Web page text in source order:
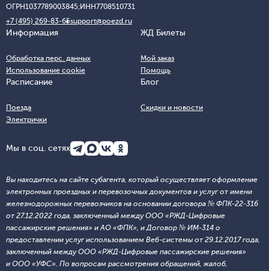
ОГРН1037789003845;ИНН7708510731
+7 (495) 269-83-65support@poezd.ru
Информация
Обработка перс. данных
Использование cookie
ЖД Билеты
Мой заказ
Помощь
Расписание
Поезда
Электрички
Блог
Скидки и новости
Мы в соц. сетях
Вы находитесь на сайте субагента, который осуществляет оформление
электронных проездных и перевозочных документов и услуг от имени
железнодорожных перевозчиков на основании договора № ФПК-22-316
от 27.12.2022 года, заключенный между ООО «РЖД-Цифровые
пассажирские решения» и АО «ФПК», и Договор № ИМ-314 о
предоставлении услуг использованием Веб-системы от 29.12.2017 года,
заключенный между ООО «РЖД-Цифровые пассажирские решения»
и ООО «УФС». По вопросам рассмотрения обращений, жалоб,